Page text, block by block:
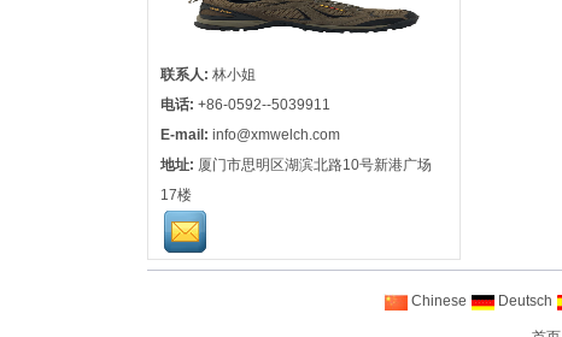
联系人: 林小姐
电话: +86-0592--5039911
E-mail: info@xmwelch.com
地址: 厦门市思明区湖滨北路10号新港广场
17楼
Chinese Deutsch